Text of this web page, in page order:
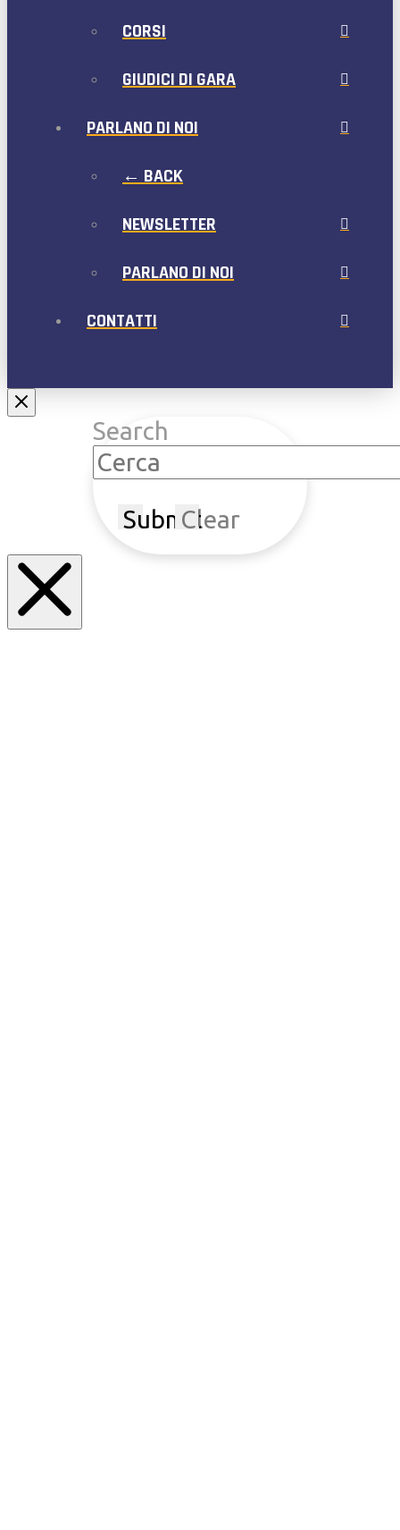
CORSI
GIUDICI DI GARA
PARLANO DI NOI
← BACK
NEWSLETTER
PARLANO DI NOI
CONTATTI
Search
SubmitClear